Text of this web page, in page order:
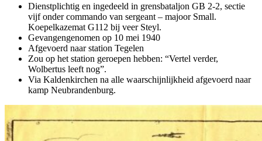
Dienstplichtig en ingedeeld in grensbataljon GB 2-2, sectie
vijf onder commando van sergeant – majoor Small.
Koepelkazemat G112 bij veer Steyl.
Gevangengenomen op 10 mei 1940
Afgevoerd naar station Tegelen
Zou op het station geroepen hebben: “Vertel verder,
Wolbertus leeft nog”.
Via Kaldenkirchen na alle waarschijnlijkheid afgevoerd naar
kamp Neubrandenburg.